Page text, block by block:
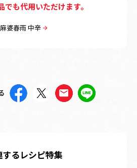
でも代用いただけます。
麻婆春雨 中辛
するレシピ特集